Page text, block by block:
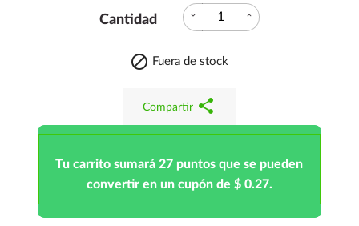
Cantidad expand_more expand_less
 Fuera de stock
Compartir share
Tu carrito sumará 27 puntos que se pueden
convertir en un cupón de $ 0.27.